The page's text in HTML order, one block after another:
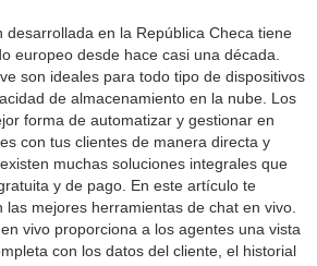
desarrollada en la República Checa tiene
europeo desde hace casi una década.
son ideales para todo tipo de dispositivos
de almacenamiento en la nube. Los
forma de automatizar y gestionar en
con tus clientes de manera directa y
muchas soluciones integrales que
y de pago. En este artículo te
mejores herramientas de chat en vivo.
vivo proporciona a los agentes una vista
con los datos del cliente, el historial